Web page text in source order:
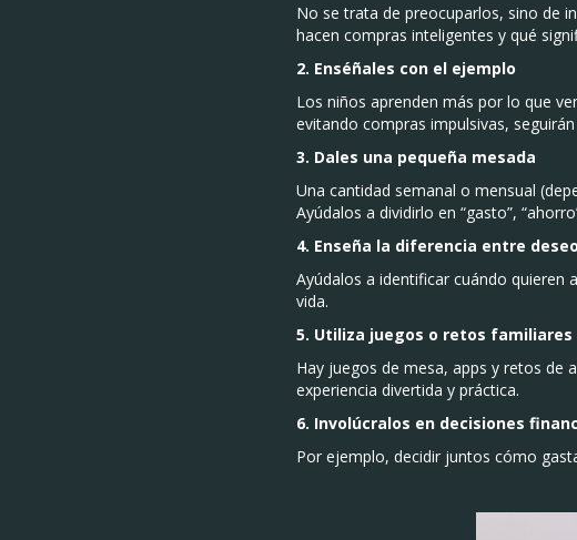
No se trata de preocuparlos, sino de
hacen compras inteligentes y qué
2. Enséñales con el ejemplo
Los niños aprenden más por lo que
evitando compras impulsivas,
3. Dales una pequeña mesada
Una cantidad semanal o mensual
Ayúdalos a dividirlo en “gasto”,
4. Enseña la diferencia entre
Ayúdalos a identificar cuándo quieren
vida.
5. Utiliza juegos o retos familiares
Hay juegos de mesa, apps y retos de
experiencia divertida y práctica.
6. Involúcralos en decisiones
Por ejemplo, decidir juntos cómo